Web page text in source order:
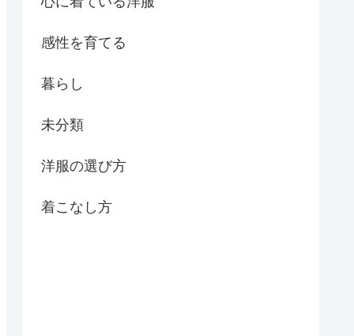
感性を育てる
暮らし
未分類
洋服の選び方
着こなし方